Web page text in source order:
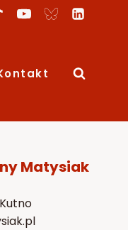
Matysiak